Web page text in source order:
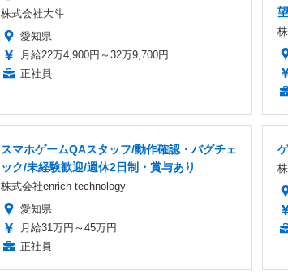
株式会社大斗
愛知県
月給22万4,900円～32万9,700円
正社員
望
スマホゲームQAスタッフ/動作確認・バグチェ
ック/未経験歓迎/週休2日制・賞与あり
株式会社enrich technology
愛知県
月給31万円～45万円
正社員